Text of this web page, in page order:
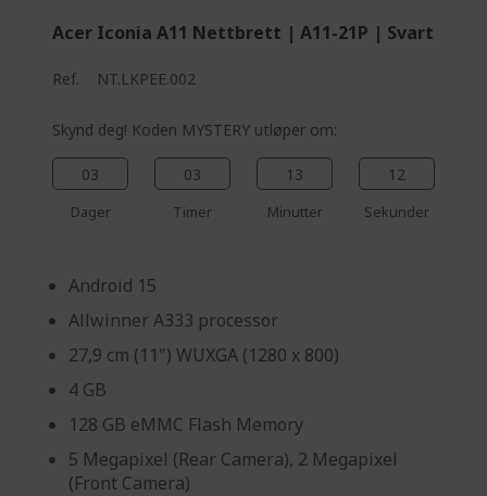
Acer Iconia A11 Nettbrett | A11-21P | Svart
Ref. NT.LKPEE.002
Skynd deg! Koden MYSTERY utløper om:
03
Dager
03
Timer
13
Minutter
11
Sekunder
Android 15
Allwinner A333 processor
27,9 cm (11") WUXGA (1280 x 800)
4 GB
128 GB eMMC Flash Memory
5 Megapixel (Rear Camera), 2 Megapixel
(Front Camera)